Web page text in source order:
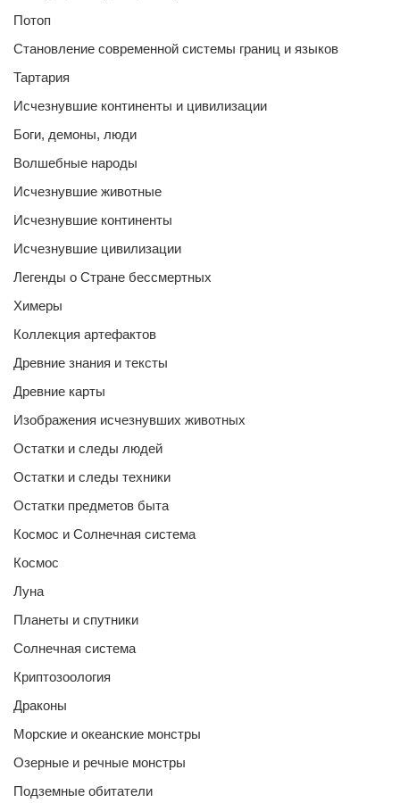
Потоп
Становление современной системы границ и языков
Тартария
Исчезнувшие континенты и цивилизации
Боги, демоны, люди
Волшебные народы
Исчезнувшие животные
Исчезнувшие континенты
Исчезнувшие цивилизации
Легенды о Стране бессмертных
Химеры
Коллекция артефактов
Древние знания и тексты
Древние карты
Изображения исчезнувших животных
Остатки и следы людей
Остатки и следы техники
Остатки предметов быта
Космос и Солнечная система
Космос
Луна
Планеты и спутники
Солнечная система
Криптозоология
Драконы
Морские и океанские монстры
Озерные и речные монстры
Подземные обитатели